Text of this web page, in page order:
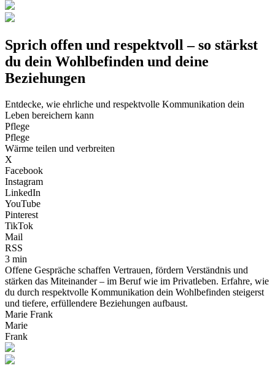
Sprich offen und respektvoll – so stärkst
du dein Wohlbefinden und deine
Beziehungen
Entdecke, wie ehrliche und respektvolle Kommunikation dein
Leben bereichern kann
Pflege
Pflege
Wärme teilen und verbreiten
X
Facebook
Instagram
LinkedIn
YouTube
Pinterest
TikTok
Mail
RSS
3 min
Offene Gespräche schaffen Vertrauen, fördern Verständnis und
stärken das Miteinander – im Beruf wie im Privatleben. Erfahre, wie
du durch respektvolle Kommunikation dein Wohlbefinden steigerst
und tiefere, erfüllendere Beziehungen aufbaust.
Marie Frank
Marie
Frank